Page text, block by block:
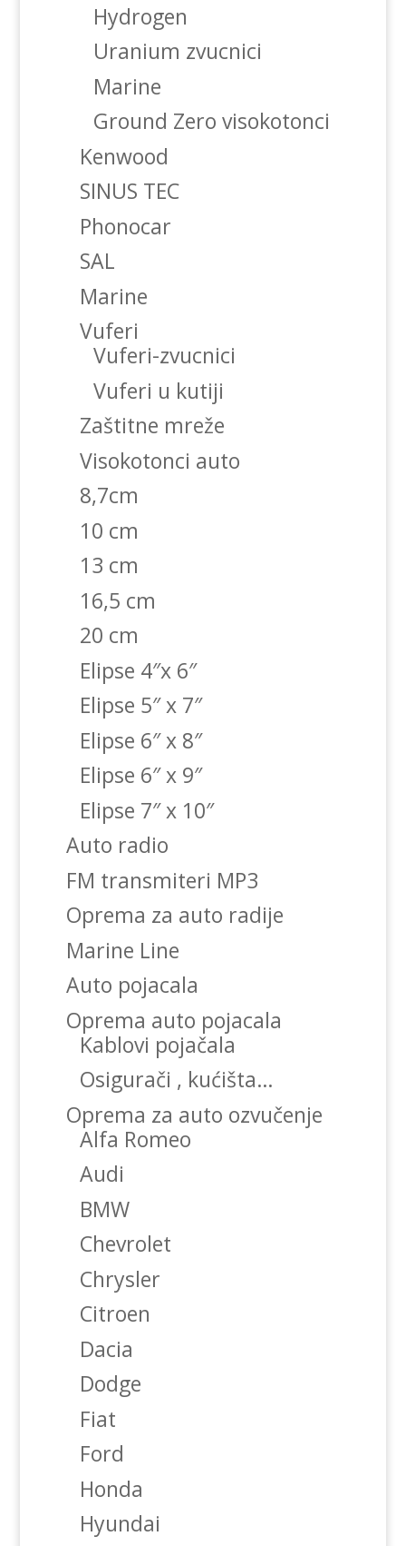
Hydrogen
Uranium zvucnici
Marine
Ground Zero visokotonci
Kenwood
SINUS TEC
Phonocar
SAL
Marine
Vuferi
Vuferi-zvucnici
Vuferi u kutiji
Zaštitne mreže
Visokotonci auto
8,7cm
10 cm
13 cm
16,5 cm
20 cm
Elipse 4″x 6″
Elipse 5″ x 7″
Elipse 6″ x 8″
Elipse 6″ x 9″
Elipse 7″ x 10″
Auto radio
FM transmiteri MP3
Oprema za auto radije
Marine Line
Auto pojacala
Oprema auto pojacala
Kablovi pojačala
Osigurači , kućišta…
Oprema za auto ozvučenje
Alfa Romeo
Audi
BMW
Chevrolet
Chrysler
Citroen
Dacia
Dodge
Fiat
Ford
Honda
Hyundai